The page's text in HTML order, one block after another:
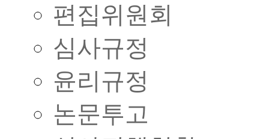
편집위원회
심사규정
윤리규정
논문투고